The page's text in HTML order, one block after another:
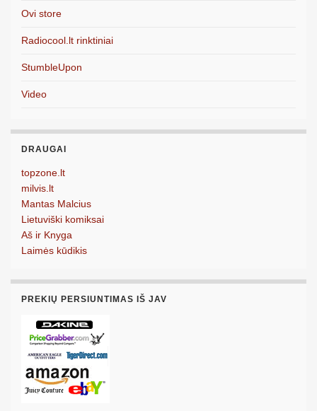
Ovi store
Radiocool.lt rinktiniai
StumbleUpon
Video
DRAUGAI
topzone.lt
milvis.lt
Mantas Malcius
Lietuviški komiksai
Aš ir Knyga
Laimės kūdikis
PREKIŲ PERSIUNTIMAS IŠ JAV